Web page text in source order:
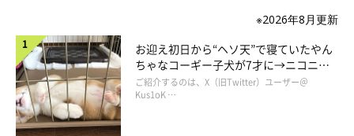
※2026年8月更新
お迎え初日から“ヘソ天”で寝ていたやん
ちゃなコーギー子犬が7才に→ニコニ
コ“コーギースマイル”が魅力のコに成
長！
ご紹介するのは、X（旧Twitter）ユーザー＠
Kus1oK …